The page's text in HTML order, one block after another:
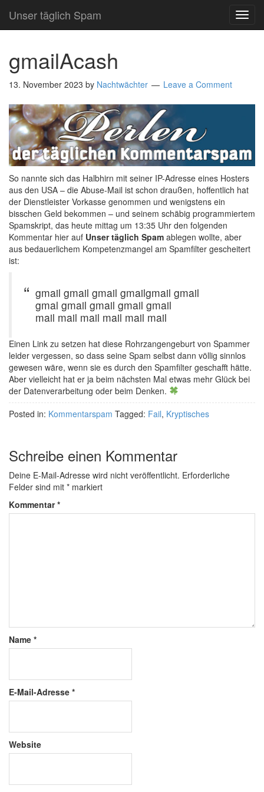
Unser täglich Spam
gmailAcash
13. November 2023 by Nachtwächter Leave a Comment
So nannte sich das Halbhirn mit seiner IP-Adresse eines Hosters
aus den USA – die Abuse-Mail ist schon draußen, hoffentlich hat
der Dienstleister Vorkasse genommen und wenigstens ein
bisschen Geld bekommen – und seinem schäbig programmiertem
Spamskript, das heute mittag um 13:35 Uhr den folgenden
Kommentar hier auf Unser täglich Spam ablegen wollte, aber
aus bedauerlichem Kompetenzmangel am Spamfilter gescheitert
ist:
gmail gmail gmail gmailgmail gmail
gmal gmail gmail gmail gmail
mail mail mail mail mail mail
Einen Link zu setzen hat diese Rohrzangengeburt von Spammer
leider vergessen, so dass seine Spam selbst dann völlig sinnlos
gewesen wäre, wenn sie es durch den Spamfilter geschafft hätte.
Aber vielleicht hat er ja beim nächsten Mal etwas mehr Glück bei
der Datenverarbeitung oder beim Denken.
Posted in: Kommentarspam Tagged: Fail, Kryptisches
Schreibe einen Kommentar
Deine E-Mail-Adresse wird nicht veröffentlicht. Erforderliche
Felder sind mit * markiert
Kommentar*
Name *
E-Mail-Adresse *
Website